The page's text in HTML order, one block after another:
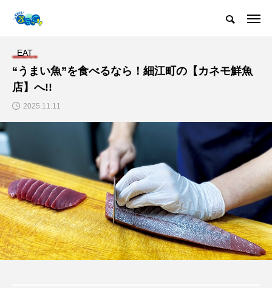
EAT
“うまい魚”を食べるなら！細江町の【カネモ鮮魚
店】へ!!
2025.11.11